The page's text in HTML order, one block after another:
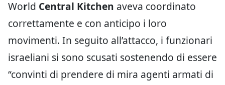
World Central Kitchen aveva coordinato
correttamente e con anticipo i loro
movimenti. In seguito all’attacco, i funzionari
israeliani si sono scusati sostenendo di essere
“convinti di prendere di mira agenti armati di